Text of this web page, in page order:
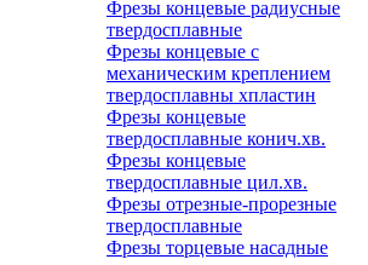
Фрезы концевые радиусные
твердосплавные
Фрезы концевые с
механическим креплением
твердосплавны хпластин
Фрезы концевые
твердосплавные конич.хв.
Фрезы концевые
твердосплавные цил.хв.
Фрезы отрезные-прорезные
твердосплавные
Фрезы торцевые насадные